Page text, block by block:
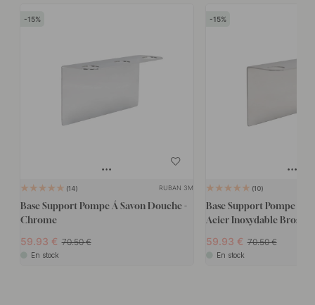
15
14 RUBAN 3M
Base Support Pompe Á Savon Douche -
Chrome
59.93 70.50
En stock
15
10
Base Support Pompe Á
Acier Inoxydable Brossé
59.93 70.50
En stock